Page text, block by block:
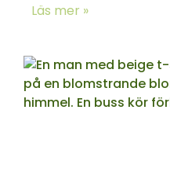
Läs mer »